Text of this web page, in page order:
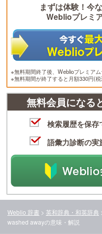
まずは体験！今
Weblioプレミ
※無料期間終了後、Weblioプレミア
※無料期間が終了すると月額330円(税
無料会員になる
検索履歴を保存
語彙力診断の実
Weblio 辞書 > 英和辞典・和英辞典
washed awayの意味・解説